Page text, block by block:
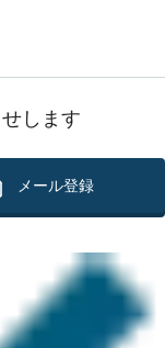
します
メール登録